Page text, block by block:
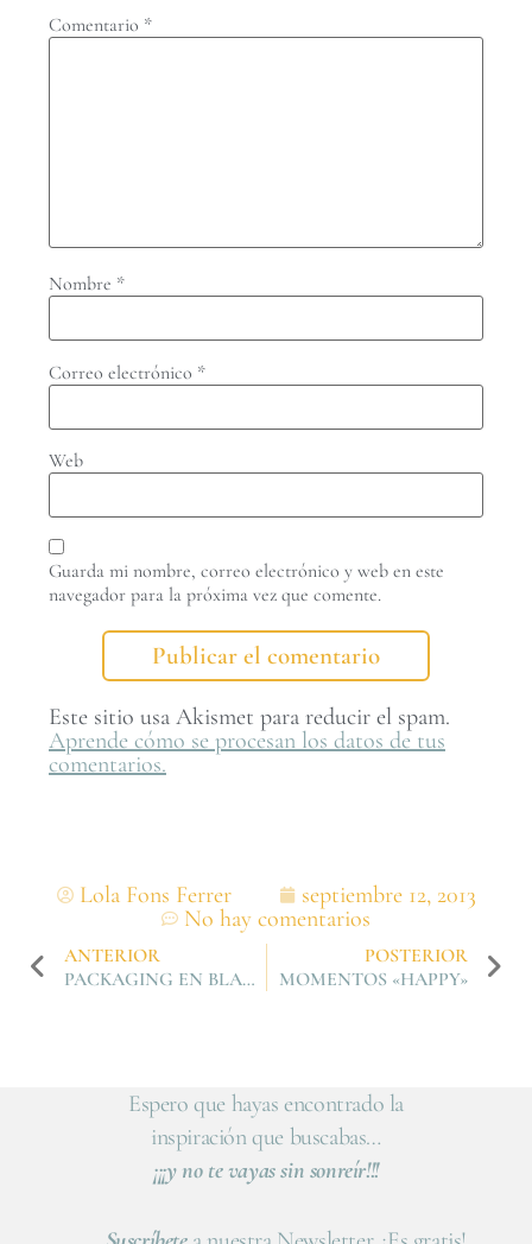
Comentario *
Nombre *
Correo electrónico *
Web
Guarda mi nombre, correo electrónico y web en este
navegador para la próxima vez que comente.
Este sitio usa Akismet para reducir el spam.
Aprende cómo se procesan los datos de tus
comentarios.
Lola Fons Ferrer
septiembre 12, 2013
No hay comentarios
ANTERIOR
PACKAGING EN BLANCO Y NEGRO
POSTERIOR
MOMENTOS «HAPPY»
Espero que hayas encontrado la
inspiración que buscabas…
¡¡¡y no te vayas sin sonreír!!!